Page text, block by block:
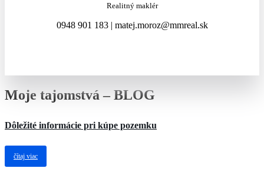
Realitný maklér
0948 901 183 | matej.moroz@mmreal.sk
Moje tajomstvá – BLOG
Dôležité informácie pri kúpe pozemku
čítaj viac